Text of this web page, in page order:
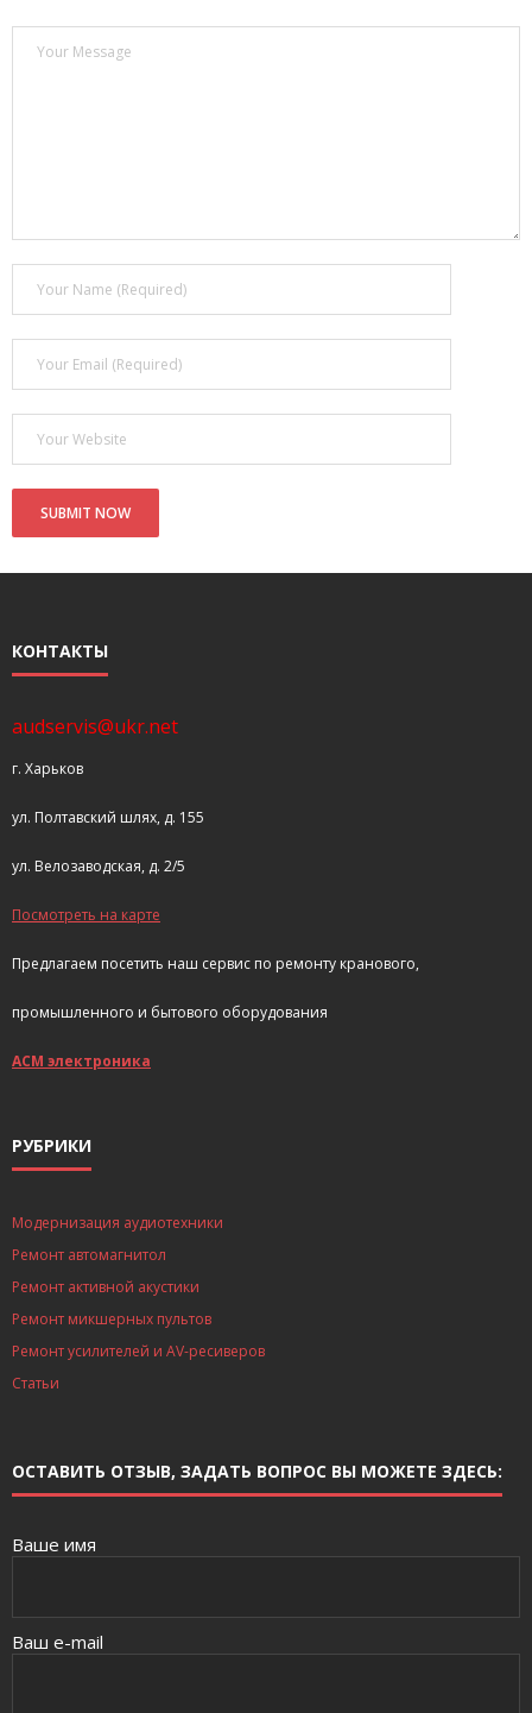
Реальный случай
прослушивания музыки.
КОНТАКТЫ
audservis@ukr.net
г. Харьков
ул. Полтавский шлях, д. 155
ул. Велозаводская, д. 2/5
Посмотреть на карте
Предлагаем посетить наш сервис по ремонту кранового,
промышленного и бытового оборудования
АСМ электроника
РУБРИКИ
Модернизация аудиотехники
Ремонт автомагнитол
Ремонт активной акустики
Ремонт микшерных пультов
Ремонт усилителей и AV-ресиверов
Статьи
ОСТАВИТЬ ОТЗЫВ, ЗАДАТЬ ВОПРОС ВЫ МОЖЕТЕ ЗДЕСЬ:
Ваше имя
Ваш e-mail